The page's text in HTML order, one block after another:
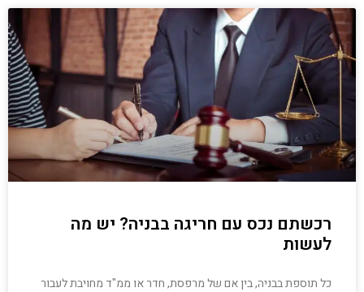
רכשתם נכס עם חריגה בבניה? יש מה
לעשות
כל תוספת בבניה, בין אם של מרפסת, חדר או ממ"ד מחויבת לעבור